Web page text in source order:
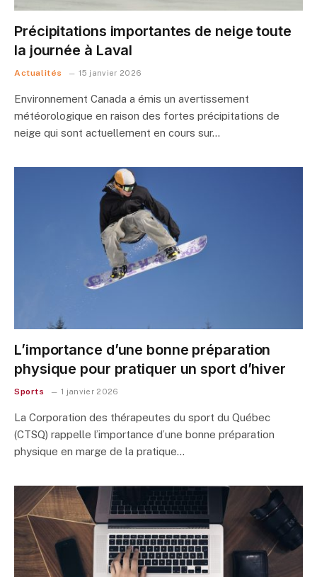
Précipitations importantes de neige toute
la journée à Laval
Actualités 15 janvier 2026
Environnement Canada a émis un avertissement
météorologique en raison des fortes précipitations de
neige qui sont actuellement en cours sur…
L’importance d’une bonne préparation
physique pour pratiquer un sport d’hiver
Sports 1 janvier 2026
La Corporation des thérapeutes du sport du Québec
(CTSQ) rappelle l’importance d’une bonne préparation
physique en marge de la pratique…